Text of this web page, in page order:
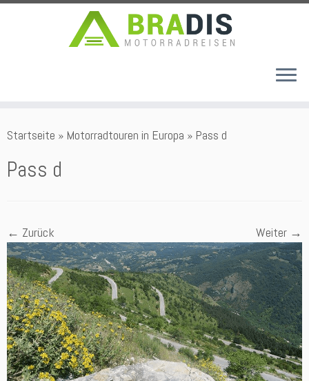
Inhalt
Startseite » Motorradtouren in Europa » Pass d
Pass d
← Zurück Weiter →